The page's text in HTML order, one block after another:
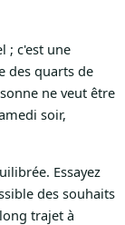
; c'est une
des quarts de
ne veut être
soir,
Essayez
des souhaits
trajet à